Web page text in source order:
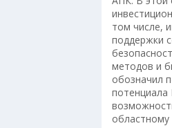
том числе,
поддержки
методов и
обозначил
потенциала